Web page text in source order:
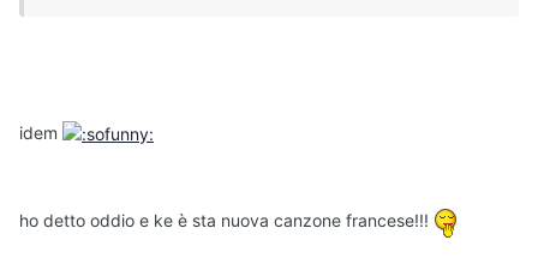
idem
ho detto oddio e ke è sta nuova canzone francese!!!